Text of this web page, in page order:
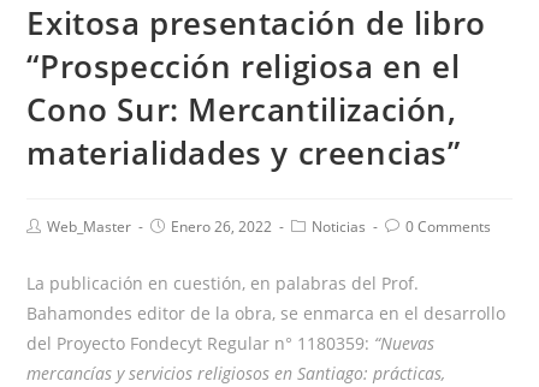
Exitosa presentación de libro
“Prospección religiosa en el
Cono Sur: Mercantilización,
materialidades y creencias”
Web_Master Enero 26, 2022 Noticias 0 Comments
La publicación en cuestión, en palabras del Prof.
Bahamondes editor de la obra, se enmarca en el desarrollo
del Proyecto Fondecyt Regular n° 1180359: “Nuevas
mercancías y servicios religiosos en Santiago: prácticas,